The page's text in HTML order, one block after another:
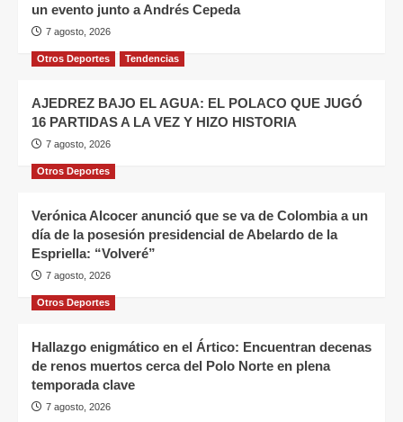
un evento junto a Andrés Cepeda
7 agosto, 2026
Otros Deportes Tendencias
AJEDREZ BAJO EL AGUA: EL POLACO QUE JUGÓ
16 PARTIDAS A LA VEZ Y HIZO HISTORIA
7 agosto, 2026
Otros Deportes
Verónica Alcocer anunció que se va de Colombia a un
día de la posesión presidencial de Abelardo de la
Espriella: “Volveré”
7 agosto, 2026
Otros Deportes
Hallazgo enigmático en el Ártico: Encuentran decenas
de renos muertos cerca del Polo Norte en plena
temporada clave
7 agosto, 2026